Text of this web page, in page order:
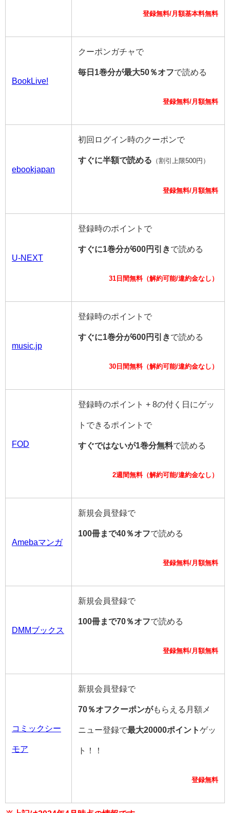
登録無料/月額基本料無料
BookLive!
クーポンガチャで
毎日1巻分が最大50％オフで読める
登録無料/月額無料
ebookjapan
初回ログイン時のクーポンで
すぐに半額で読める （割引上限500円）
登録無料/月額無料
U-NEXT
登録時のポイントで
すぐに1巻分が600円引きで読める
31日間無料（解約可能/違約金なし）
music.jp
登録時のポイントで
すぐに1巻分が600円引きで読める
30日間無料（解約可能/違約金なし）
FOD
登録時のポイント + 8の付く日にゲッ
トできるポイントで
すぐではないが1巻分無料で読める
2週間無料（解約可能/違約金なし）
Amebaマンガ
新規会員登録で
100冊まで40％オフで読める
登録無料/月額無料
DMMブックス
新規会員登録で
100冊まで70％オフで読める
登録無料/月額無料
コミックシー
モア
新規会員登録で
70％オフクーポンがもらえる月額メ
ニュー登録で最大20000ポイントゲッ
ト！！
登録無料